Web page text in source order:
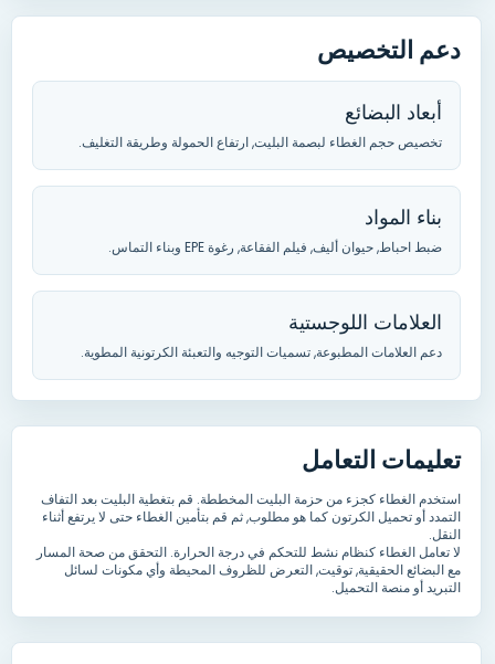
دعم التخصيص
أبعاد البضائع
تخصيص حجم الغطاء لبصمة البليت,ارتفاع الحمولة وطريقة التغليف.
بناء المواد
ضبط احباط, حيوان أليف, فيلم الفقاعة, رغوة EPE وبناء التماس .
العلامات اللوجستية
دعم العلامات المطبوعة,تسميات التوجيه والتعبئة الكرتونية المطوية.
تعليمات التعامل
استخدم الغطاء كجزء من حزمة البليت المخططة. قم بتغطية البليت بعد التفاف
التمدد أو تحميل الكرتون كما هو مطلوب,ثم قم بتأمين الغطاء حتى لا يرتفع أثناء
النقل.
لا تعامل الغطاء كنظام نشط للتحكم في درجة الحرارة. التحقق من صحة المسار
مع البضائع الحقيقية, توقيت,التعرض للظروف المحيطة وأي مكونات لسائل
التبريد أو منصة التحميل.